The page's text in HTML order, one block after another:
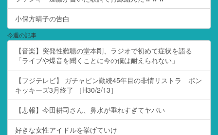
小保方晴子の告白
今週の記事
【音楽】突発性難聴の堂本剛、ラジオで初めて症状を語る
「ライブや爆音を聞くことに今の僕は耐えられない」
【フジテレビ】 ガチャピン勤続45年目の非情リストラ ポン
キッキーズ3月終了 ［H30/2/13］
【悲報】今田耕司さん、鼻水が垂れすぎてヤバい
好きな女性アイドルを挙げていけ